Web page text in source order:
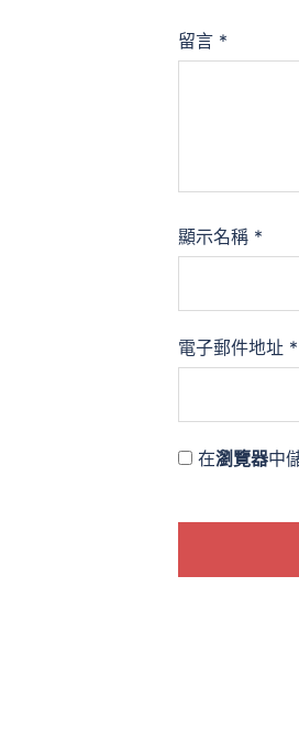
留言 *
顯示名稱 *
電子郵件地址 *
在瀏覽器中